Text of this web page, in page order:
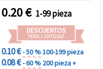
0.20€ 1-99 pieza
DESCUENTOS
PARA CANTIDAD
0.10 €- 50 %100-199 pieza
0.08 €- 60 % 200 pieza +